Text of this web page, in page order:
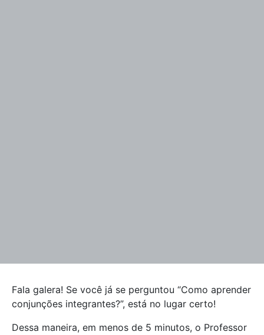
Fala galera! Se você já se perguntou “Como aprender
conjunções integrantes?”, está no lugar certo!
Dessa maneira, em menos de 5 minutos, o Professor